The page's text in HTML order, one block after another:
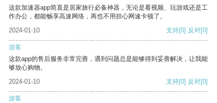
这款加速器app简直是居家旅行必备神器，无论是看视频、玩游戏还是工
作办公，都能畅享高速网络，再也不用担心网速卡顿了。
2024-01-10
支持[0] 反对[0]
游客
这款app的售后服务非常完善，遇到问题总是能够得到妥善解决，让我能
够放心购物。
2024-01-10
支持[0] 反对[0]
游客